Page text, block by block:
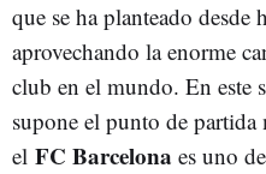
que se ha planteado desde
aprovechando la enorme
club en el mundo. En este
supone el punto de
el FC Barcelona es uno